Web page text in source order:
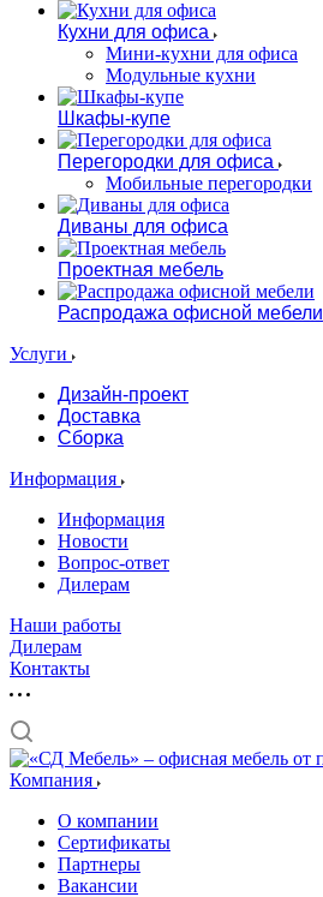
Кухни для офиса
Мини-кухни для офиса
Модульные кухни
Шкафы-купе
Перегородки для офиса
Мобильные перегородки
Диваны для офиса
Проектная мебель
Распродажа офисной мебели
Услуги
Дизайн-проект
Доставка
Сборка
Информация
Информация
Новости
Вопрос-ответ
Дилерам
Наши работы
Дилерам
Контакты
Компания
О компании
Сертификаты
Партнеры
Вакансии